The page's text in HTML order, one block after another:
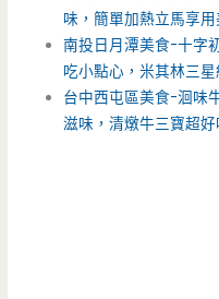
味，簡單加熱立馬享用
南投日月潭美食-十字
吃小點心，米其林三星
台中西屯區美食-洄味
滋味，清燉牛三寶超好